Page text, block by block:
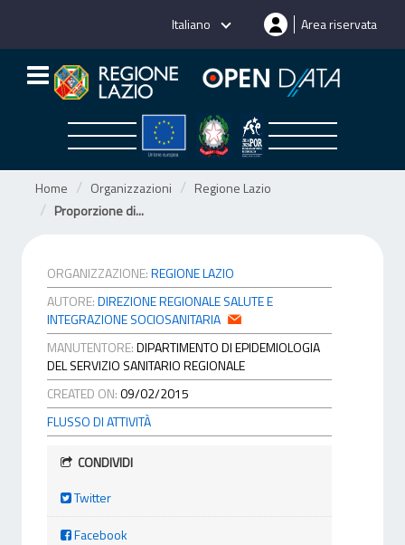
Italiano Area riservata
Home Organizzazioni
Regione Lazio
Proporzione di...
ORGANIZZAZIONE:REGIONE LAZIO
AUTORE:DIREZIONE REGIONALE SALUTE E
INTEGRAZIONE SOCIOSANITARIA
MANUTENTORE:DIPARTIMENTO DI EPIDEMIOLOGIA
DEL SERVIZIO SANITARIO REGIONALE
CREATED ON:09/02/2015
FLUSSO DI ATTIVITÀ
CONDIVIDI
Twitter
Facebook